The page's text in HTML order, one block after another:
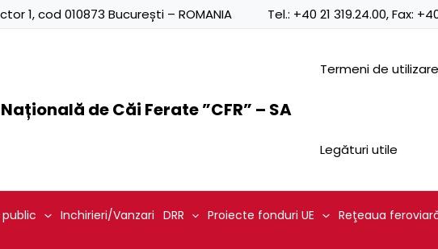
1, cod 010873 București – ROMANIA Tel.: +40 21 319.24.00, Fax:
de Căi Ferate ”CFR” – SA
Termeni de utilizare
Legături utile
Inchirieri/Vanzari DRR Proiecte fonduri UE Reţeaua
Posts